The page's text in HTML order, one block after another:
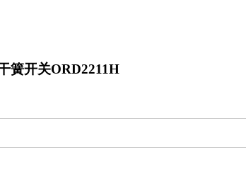
簧开关ORD2211H